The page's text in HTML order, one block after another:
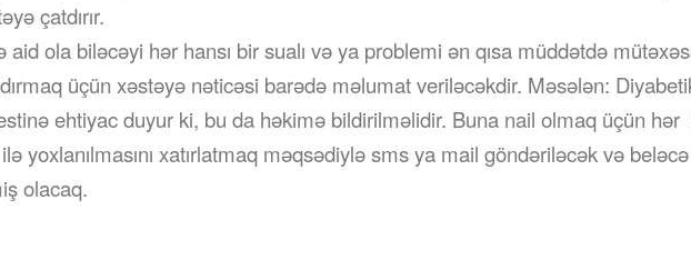
çatdırır.
ola biləcəyi hər hansı bir sualı və ya problemi ən qısa müddətdə
üçün xəstəyə nəticəsi barədə məlumat veriləcəkdir. Məsələn:
ehtiyac duyur ki, bu da həkimə bildirilməlidir. Buna nail olmaq üçün
yoxlanılmasını xatırlatmaq məqsədiylə sms ya mail göndəriləcək və
kamilləşmiş olacaq.